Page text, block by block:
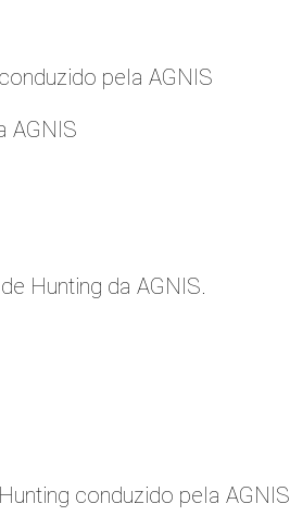
pela AGNIS
AGNIS
Hunting da AGNIS.
conduzido pela AGNIS